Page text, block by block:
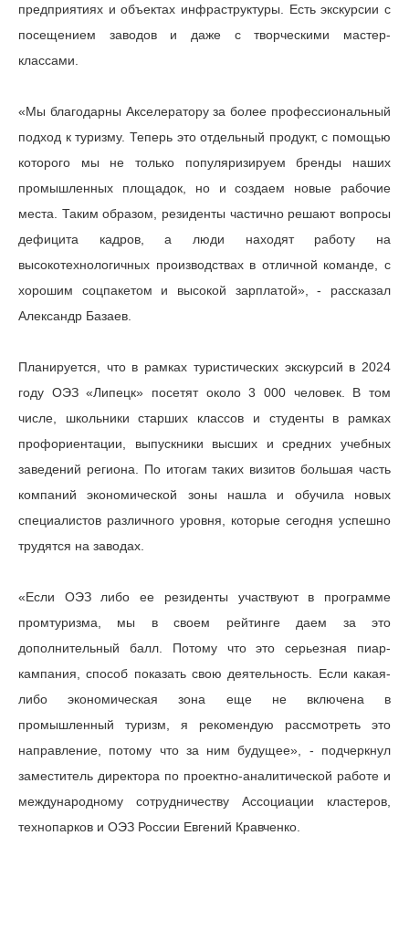
предприятиях и объектах инфраструктуры. Есть экскурсии с
посещением заводов и даже с творческими мастер-
классами.
«Мы благодарны Акселератору за более профессиональный
подход к туризму. Теперь это отдельный продукт, с помощью
которого мы не только популяризируем бренды наших
промышленных площадок, но и создаем новые рабочие
места. Таким образом, резиденты частично решают вопросы
дефицита кадров, а люди находят работу на
высокотехнологичных производствах в отличной команде, с
хорошим соцпакетом и высокой зарплатой», - рассказал
Александр Базаев.
Планируется, что в рамках туристических экскурсий в 2024
году ОЭЗ «Липецк» посетят около 3 000 человек. В том
числе, школьники старших классов и студенты в рамках
профориентации, выпускники высших и средних учебных
заведений региона. По итогам таких визитов большая часть
компаний экономической зоны нашла и обучила новых
специалистов различного уровня, которые сегодня успешно
трудятся на заводах.
«Если ОЭЗ либо ее резиденты участвуют в программе
промтуризма, мы в своем рейтинге даем за это
дополнительный балл. Потому что это серьезная пиар-
кампания, способ показать свою деятельность. Если какая-
либо экономическая зона еще не включена в
промышленный туризм, я рекомендую рассмотреть это
направление, потому что за ним будущее», - подчеркнул
заместитель директора по проектно-аналитической работе и
международному сотрудничеству Ассоциации кластеров,
технопарков и ОЭЗ России Евгений Кравченко.